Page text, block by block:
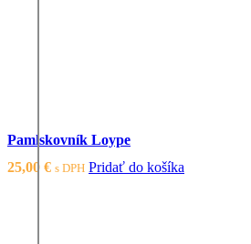
Pamlskovník Loype
25,00 € s DPH Pridať do košíka